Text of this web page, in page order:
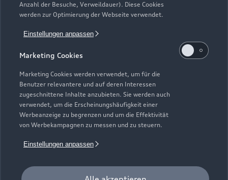
Anzahl der Besuche, Verweildauer). Diese Cookies
werden zur Optimierung der Webseite verwendet.
Einstellungen anpassen
Marketing Cookies
Marketing Cookies werden verwendet, um für die
Benutzer relevantere und auf deren Interessen
zugeschnittene Inhalte anzubieten. Sie werden auch
verwendet, um die Erscheinungshäufigkeit einer
Werbeanzeige zu begrenzen und um die Effektivität
von Werbekampagnen zu messen und zu steuern.
Einstellungen anpassen
Zurück nach oben
Modelle
Alle Modelle
Modelle vergleichen
Kaufen & leasen
Service & Zubehör